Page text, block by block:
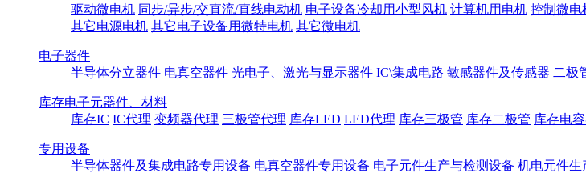
驱动微电机 同步/异步/交直流/直线电动机 电子设备冷却用小型风机 计算机用电机 控制微电
其它电源电机 其它电子设备用微特电机 其它微电机
电子器件
半导体分立器件 电真空器件 光电子、激光与显示器件 IC\集成电路 敏感器件及传感器 二极
库存电子元器件、材料
库存IC IC代理 变频器代理 三极管代理 库存LED LED代理 库存三极管 库存二极管 库存电
专用设备
半导体器件及集成电路专用设备 电真空器件专用设备 电子元件生产与检测设备 机电元件生